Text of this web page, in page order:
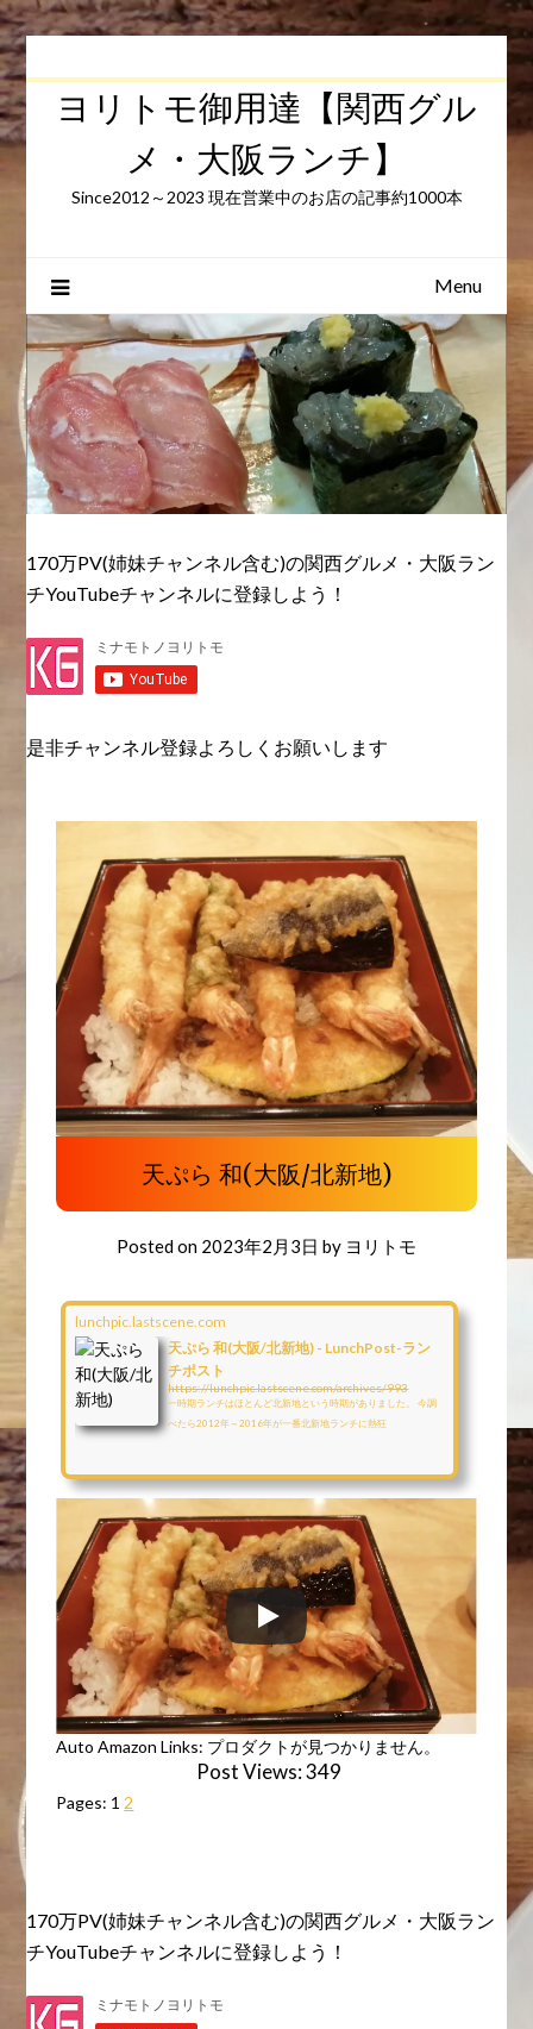
Skip
to
content
ヨリトモ御用達【関西グル
メ・大阪ランチ】
Since2012～2023 現在営業中のお店の記事約1000本
Menu
170万PV(姉妹チャンネル含む)の関西グルメ・大阪ラン
チYouTubeチャンネルに登録しよう！
是非チャンネル登録よろしくお願いします
天ぷら 和(大阪/北新地)
Posted on 2023年2月3日 by ヨリトモ
lunchpic.lastscene.com
天ぷら 和(大阪/北新地) - LunchPost-ラン
チポスト
https://lunchpic.lastscene.com/archives/993
一時期ランチはほとんど北新地という時期がありました。 今調
べたら2012年～2016年が一番北新地ランチに熱狂
Auto Amazon Links: プロダクトが見つかりません。
Post Views:349
Pages: 1 2
170万PV(姉妹チャンネル含む)の関西グルメ・大阪ラン
チYouTubeチャンネルに登録しよう！